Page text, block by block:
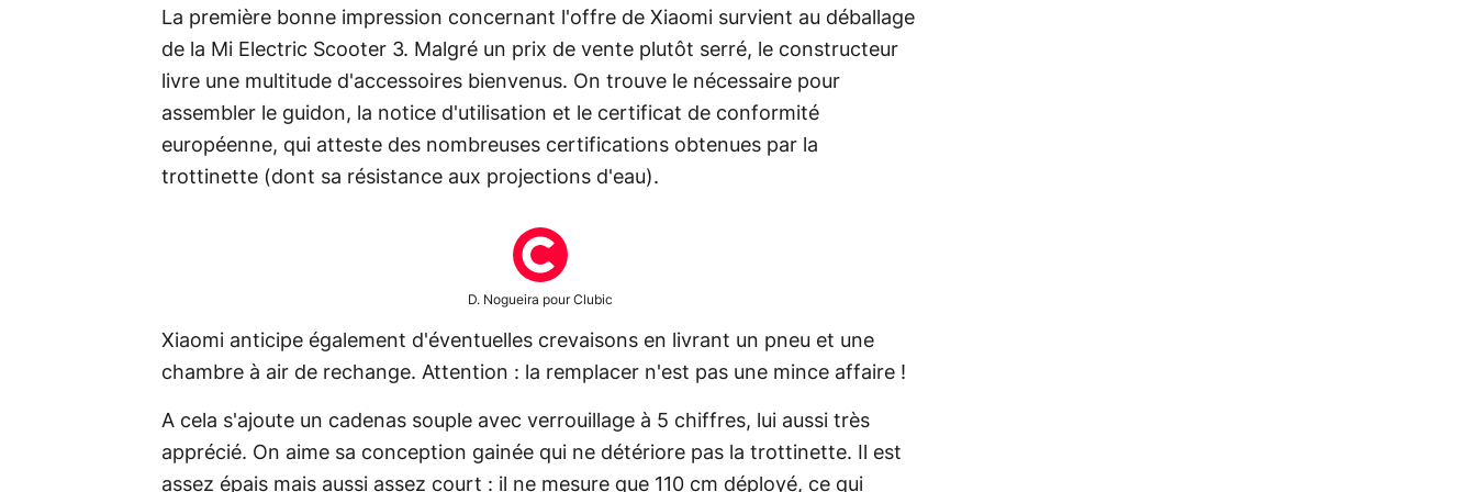
La première bonne impression concernant l'offre de Xiaomi survient au déballage
de la Mi Electric Scooter 3. Malgré un prix de vente plutôt serré, le constructeur
livre une multitude d'accessoires bienvenus. On trouve le nécessaire pour
assembler le guidon, la notice d'utilisation et le certificat de conformité
européenne, qui atteste des nombreuses certifications obtenues par la
trottinette (dont sa résistance aux projections d'eau).
D. Nogueira pour Clubic
Xiaomi anticipe également d'éventuelles crevaisons en livrant un pneu et une
chambre à air de rechange. Attention : la remplacer n'est pas une mince affaire !
A cela s'ajoute un cadenas souple avec verrouillage à 5 chiffres, lui aussi très
apprécié. On aime sa conception gainée qui ne détériore pas la trottinette. Il est
assez épais mais aussi assez court : il ne mesure que 110 cm déployé, ce qui